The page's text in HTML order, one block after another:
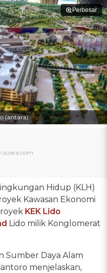
Perbesar
(antara)
Hidup (KLH)
Kawasan Ekonomi
KEK Lido
Lido milik Konglomerat
Sumber Daya Alam
menjelaskan,